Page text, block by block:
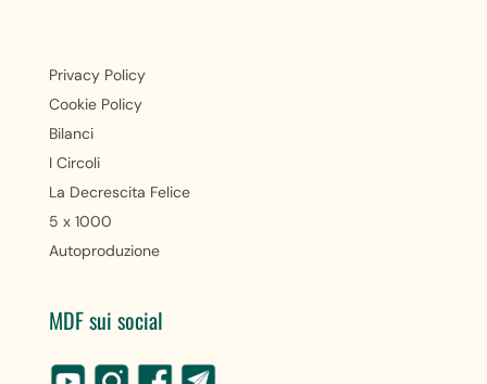
Privacy Policy
Cookie Policy
Bilanci
I Circoli
La Decrescita Felice
5 x 1000
Autoproduzione
MDF sui social